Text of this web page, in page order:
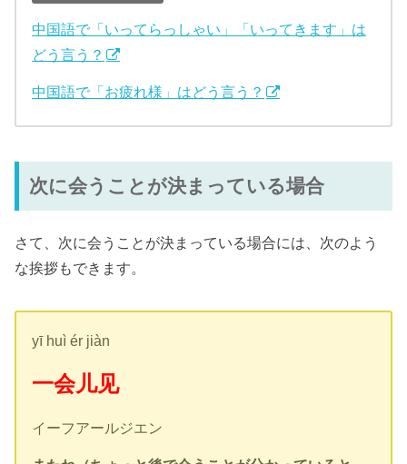
中国語で「いってらっしゃい」「いってきます」は
どう言う？
中国語で「お疲れ様」はどう言う？
次に会うことが決まっている場合
さて、次に会うことが決まっている場合には、次のよう
な挨拶もできます。
yī huì ér jiàn
一会儿见
イーフアールジエン